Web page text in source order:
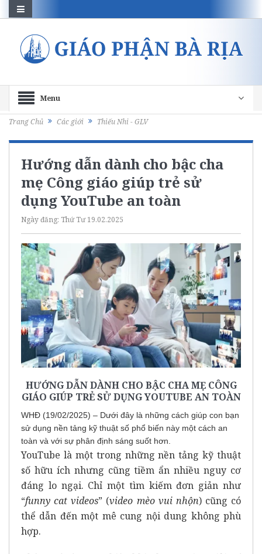
Menu
Trang Chủ Các giới Thiếu Nhi - GLV
Hướng dẫn dành cho bậc cha
mẹ Công giáo giúp trẻ sử
dụng YouTube an toàn
Ngày đăng: Thứ Tư 19.02.2025
HƯỚNG DẪN DÀNH CHO BẬC CHA MẸ CÔNG
GIÁO GIÚP TRẺ SỬ DỤNG YOUTUBE AN TOÀN
WHĐ (19/02/2025) – Dưới đây là những cách giúp con bạn
sử dụng nền tảng kỹ thuật số phổ biến này một cách an
toàn và với sự phân định sáng suốt hơn.
YouTube là một trong những nền tảng kỹ thuật
số hữu ích nhưng cũng tiềm ẩn nhiều nguy cơ
đáng lo ngại. Chỉ một tìm kiếm đơn giản như
“funny cat videos” (video mèo vui nhộn) cũng có
thể dẫn đến một mê cung nội dung không phù
hợp.